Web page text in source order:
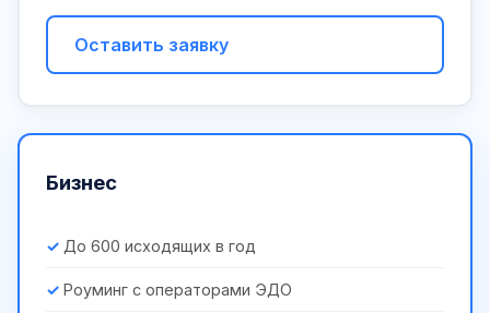
Оставить заявку
Бизнес
До 600 исходящих в год
Роуминг с операторами ЭДО